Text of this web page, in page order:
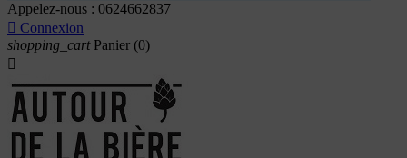
Appelez-nous : 0624662837
 Connexion
shopping_cart Panier (0)
